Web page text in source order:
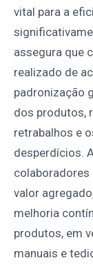
vital para a
assegura que
realizado de
padronização
dos produtos,
retrabalhos e
desperdícios.
valor
melhoria
produtos, em
manuais e